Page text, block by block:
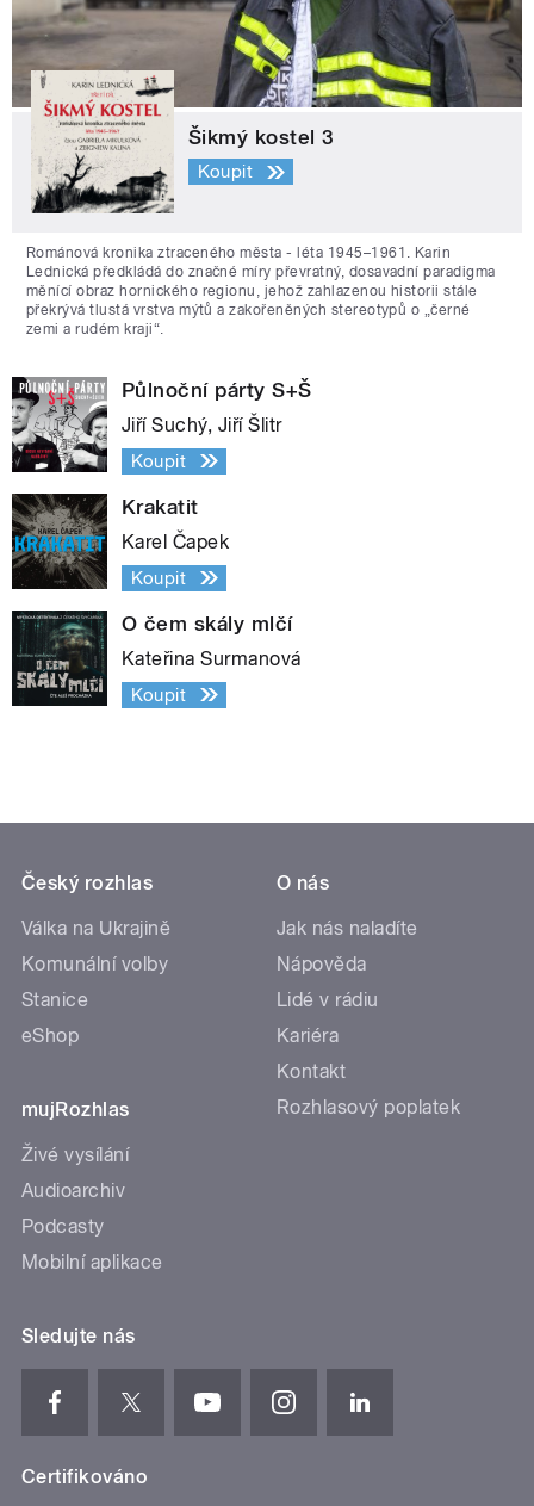
Šikmý kostel 3
Koupit
Románová kronika ztraceného města - léta 1945–1961. Karin
Lednická předkládá do značné míry převratný, dosavadní paradigma
měnící obraz hornického regionu, jehož zahlazenou historii stále
překrývá tlustá vrstva mýtů a zakořeněných stereotypů o „černé
zemi a rudém kraji“.
Půlnoční párty S+Š
Jiří Suchý, Jiří Šlitr
Koupit
Krakatit
Karel Čapek
Koupit
O čem skály mlčí
Kateřina Surmanová
Koupit
Český rozhlas
Válka na Ukrajině
Komunální volby
Stanice
eShop
mujRozhlas
Živé vysílání
Audioarchiv
Podcasty
Mobilní aplikace
O nás
Jak nás naladíte
Nápověda
Lidé v rádiu
Kariéra
Kontakt
Rozhlasový poplatek
Sledujte nás
Certifikováno